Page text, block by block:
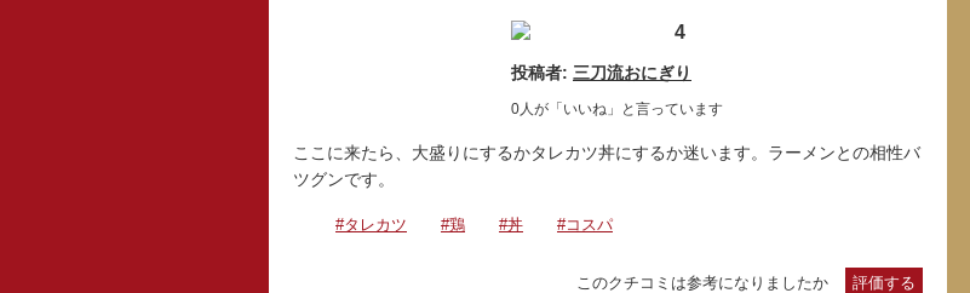
4
投稿者: 三刀流おにぎり
0人が「いいね」と言っています
ここに来たら、大盛りにするかタレカツ丼にするか迷います。ラーメンとの相性バ
ツグンです。
#タレカツ #鶏 #丼 #コスパ
このクチコミは参考になりましたか 評価する